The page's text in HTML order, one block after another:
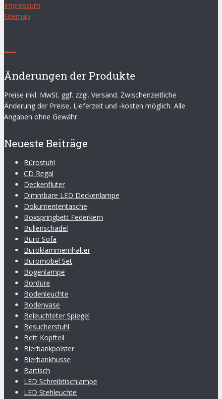
Impressum
Sitemap
........
Änderungen der Produkte
Preise inkl. MwSt. ggf. zzgl. Versand. Zwischenzeitliche
Änderung der Preise, Lieferzeit und -kosten möglich. Alle
Angaben ohne Gewähr.
Neueste Beiträge
Bürostuhl
CD Regal
Deckenfluter
Dimmbare LED Deckenlampe
Dokumententasche
Boxspringbett Federkern
Bullenschädel
Büro Sofa
Büroklammernhalter
Büromöbel Set
Bogenlampe
Bordüre
Bodenleuchte
Bodenvase
Beleuchteter Spiegel
Besucherstuhl
Bett Kopfteil
Bierbankpolster
Bierbankhusse
Bartisch
LED Schreibtischlampe
LED Stehleuchte